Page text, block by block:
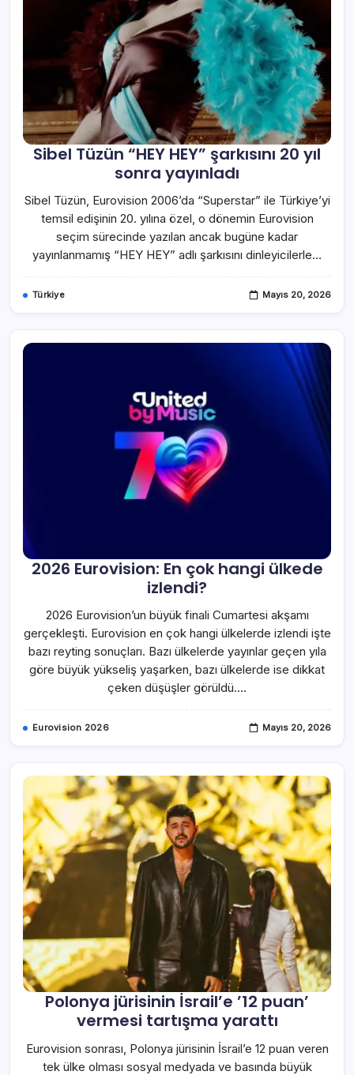
Sibel Tüzün “HEY HEY” şarkısını 20 yıl
sonra yayınladı
Sibel Tüzün, Eurovision 2006’da “Superstar” ile Türkiye’yi
temsil edişinin 20. yılına özel, o dönemin Eurovision
seçim sürecinde yazılan ancak bugüne kadar
yayınlanmamış “HEY HEY” adlı şarkısını dinleyicilerle…
Türkiye Mayıs 20, 2026
2026 Eurovision: En çok hangi ülkede
izlendi?
2026 Eurovision’un büyük finali Cumartesi akşamı
gerçekleşti. Eurovision en çok hangi ülkelerde izlendi işte
bazı reyting sonuçları. Bazı ülkelerde yayınlar geçen yıla
göre büyük yükseliş yaşarken, bazı ülkelerde ise dikkat
çeken düşüşler görüldü.…
Eurovision 2026 Mayıs 20, 2026
Polonya jürisinin İsrail’e ’12 puan’
vermesi tartışma yarattı
Eurovision sonrası, Polonya jürisinin İsrail’e 12 puan veren
tek ülke olması sosyal medyada ve basında büyük